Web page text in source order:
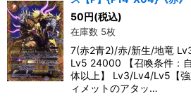
50 円(税込)
在庫数 5枚
7(赤2青2)/赤/新生/地竜
Lv5 24000 【召喚条件：
体以上】 Lv3/Lv4/Lv5【
ィメットのアタッ…